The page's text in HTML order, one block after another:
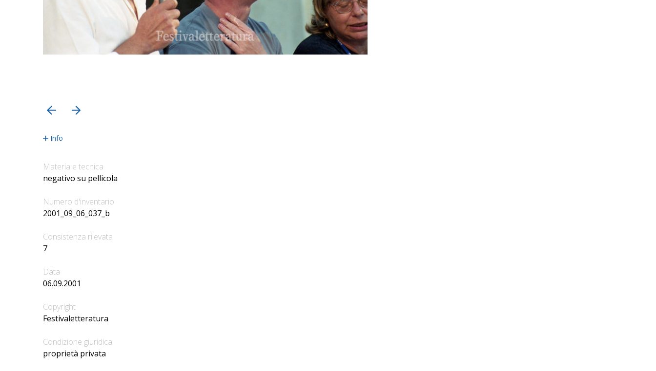
Info
Materia e tecnica
negativo su pellicola
Numero d'inventario
2001_09_06_037_b
Consistenza rilevata
7
Data
06.09.2001
Copyright
Festivaletteratura
Condizione giuridica
proprietà privata